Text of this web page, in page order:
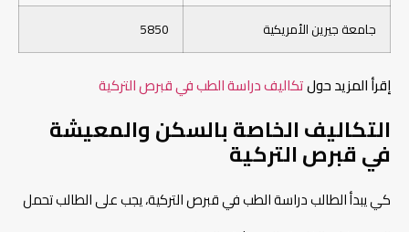
جامعة جيرين الأمريكية 5850
إقرأ المزيد حولتكاليف دراسة الطب في قبرص التركية
التكاليف الخاصة بالسكن والمعيشة
في قبرص التركية
كي يبدأ الطالب دراسة الطب في قبرص التركية، يجب على الطالب تحمل